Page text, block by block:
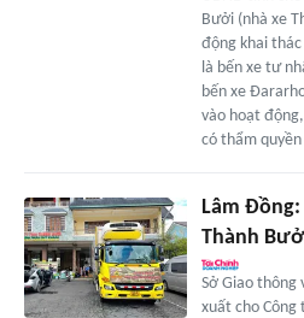
Bưởi (nhà xe
động khai thác
là bến xe tư
bến xe
vào hoạt
có thẩm
Lâm
Thành
Sở Giao thông
xuất cho Công